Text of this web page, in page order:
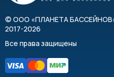
© ООО «ПЛАНЕТА
2017-2026
Все права защищены